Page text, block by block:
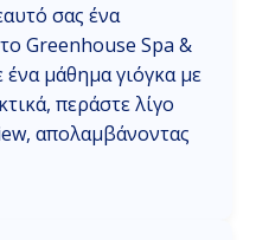
σας ένα
Greenhouse Spa &
μάθημα γιόγκα με
περάστε λίγο
απολαμβάνοντας